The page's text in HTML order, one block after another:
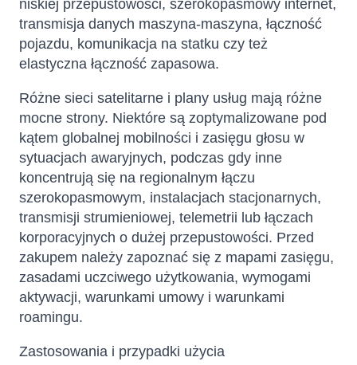
niskiej przepustowości, szerokopasmowy internet,
transmisja danych maszyna-maszyna, łączność
pojazdu, komunikacja na statku czy też
elastyczna łączność zapasowa.
Różne sieci satelitarne i plany usług mają różne
mocne strony. Niektóre są zoptymalizowane pod
kątem globalnej mobilności i zasięgu głosu w
sytuacjach awaryjnych, podczas gdy inne
koncentrują się na regionalnym łączu
szerokopasmowym, instalacjach stacjonarnych,
transmisji strumieniowej, telemetrii lub łączach
korporacyjnych o dużej przepustowości. Przed
zakupem należy zapoznać się z mapami zasięgu,
zasadami uczciwego użytkowania, wymogami
aktywacji, warunkami umowy i warunkami
roamingu.
Zastosowania i przypadki użycia